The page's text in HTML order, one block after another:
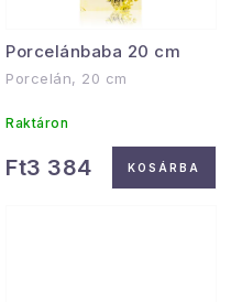
Porcelánbaba 20 cm
Porcelán, 20 cm
Raktáron
Ft3 384 KOSÁRBA